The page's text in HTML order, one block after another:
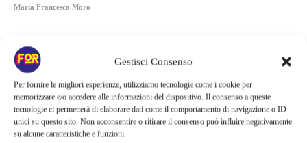
Gestisci Consenso
Per fornire le migliori esperienze, utilizziamo tecnologie come i cookie per
memorizzare e/o accedere alle informazioni del dispositivo. Il consenso a queste
tecnologie ci permetterà di elaborare dati come il comportamento di navigazione o ID
unici su questo sito. Non acconsentire o ritirare il consenso può influire negativamente
su alcune caratteristiche e funzioni.
Maria Francesca Moro